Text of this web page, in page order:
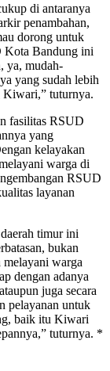
di antaranya
penambahan,
dorong untuk
Kota Bandung ini
ya, mudah-
yang sudah lebih
Kiwari,” tuturnya.
fasilitas RSUD
yang
kelayakan
warga di
RSUD
layanan
timur ini
bukan
warga
dengan adanya
juga secara
pelayanan untuk
baik itu Kiwari
tuturnya. *